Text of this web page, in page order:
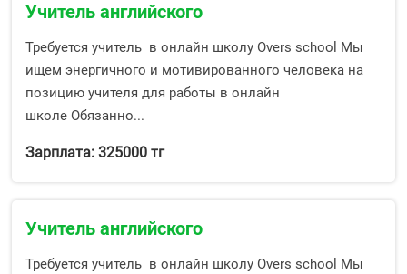
Учитель английского
Требуется учитель в онлайн школу Overs school Мы
ищем энергичного и мотивированного человека на
позицию учителя для работы в онлайн
школе Обязанно...
Зарплата: 325000 тг
Учитель английского
Требуется учитель в онлайн школу Overs school Мы